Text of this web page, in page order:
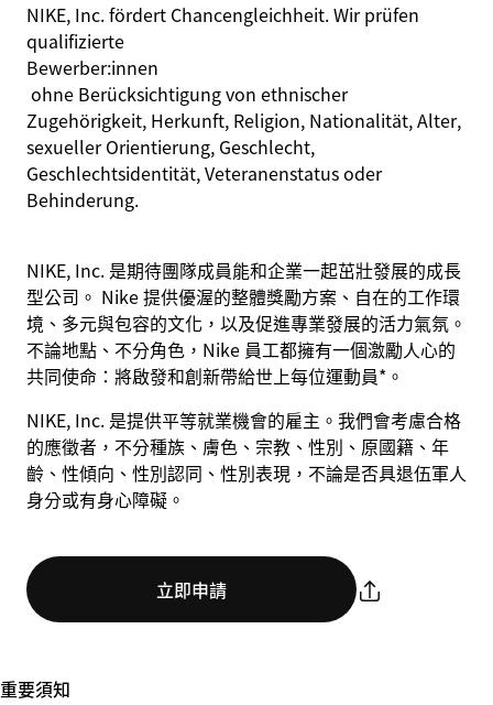
NIKE, Inc. fördert Chancengleichheit. Wir prüfen
qualifizierte
Bewerber:innen
ohne Berücksichtigung von ethnischer
Zugehörigkeit, Herkunft, Religion, Nationalität, Alter,
sexueller Orientierung, Geschlecht,
Geschlechtsidentität, Veteranenstatus oder
Behinderung.
NIKE, Inc. 是期待團隊成員能和企業一起茁壯發展的成長
型公司。 Nike 提供優渥的整體獎勵方案、自在的工作環
境、多元與包容的文化，以及促進專業發展的活力氣氛。
不論地點、不分角色，Nike 員工都擁有一個激勵人心的
共同使命：將啟發和創新帶給世上每位運動員*。
NIKE, Inc. 是提供平等就業機會的雇主。我們會考慮合格
的應徵者，不分種族、膚色、宗教、性別、原國籍、年
齡、性傾向、性別認同、性別表現，不論是否具退伍軍人
身分或有身心障礙。
立即申請
重要須知